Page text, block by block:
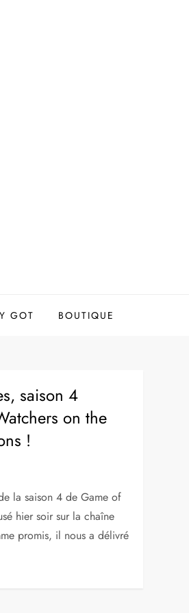
GOT BOUTIQUE
saison 4
on the
!
la saison 4 de Game of
hier soir sur la chaîne
promis, il nous a délivré